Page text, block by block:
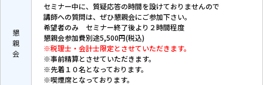
懇
親
会
セミナー中に、質疑応答の時間を設けておりませんので
講師への質問は、ぜひ懇親会にご参加下さい。
希望者のみ セミナー終了後より２時間程度
懇親会参加費別途5,500円(税込)
※税理士・会計士限定とさせていただきます。
※事前精算とさせていただきます。
※先着１０名となっております。
※喫煙席となっております。